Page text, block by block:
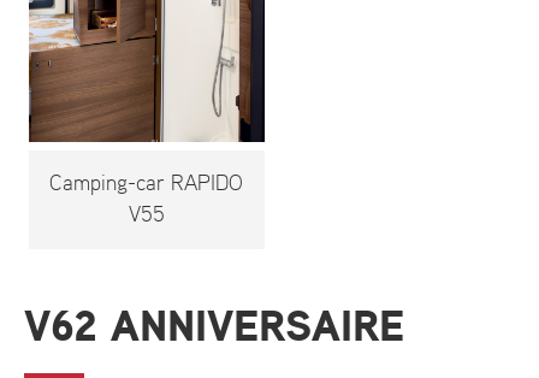
Camping-car RAPIDO
V55
V62 ANNIVERSAIRE